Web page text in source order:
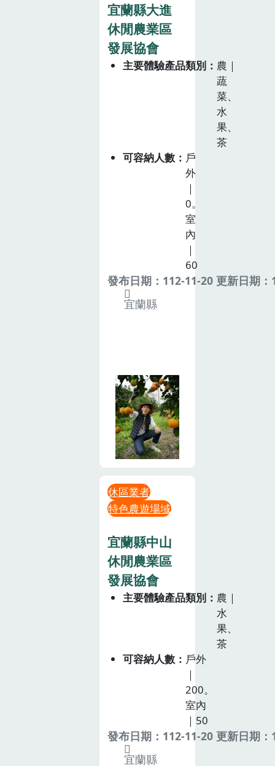
宜蘭縣大進
休閒農業區
發展協會
主要體驗產品類別
農｜
蔬
菜、
水
果、
茶
可容納人數
戶
外
｜
0。
室
內
｜
60
發布日期：112-11-20 更新日期
宜蘭縣
休區業者
特色農遊場域
宜蘭縣中山
休閒農業區
發展協會
主要體驗產品類別
農｜
水
果、
茶
可容納人數
戶外
｜
200。
室內
｜50
發布日期：112-11-20 更新日期
宜蘭縣